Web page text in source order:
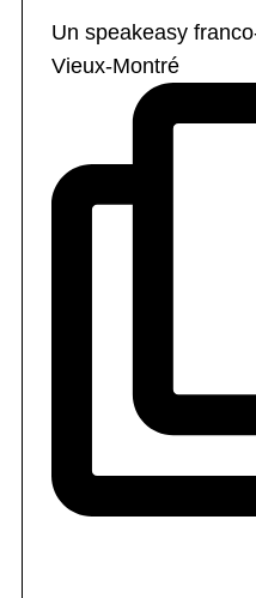
Un speakeasy
Vieux-Montré